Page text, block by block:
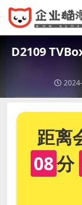
D2109
距离
08分